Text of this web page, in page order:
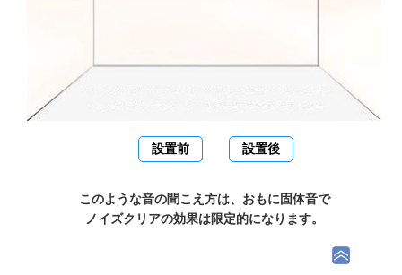
設置前 設置後
このような音の聞こえ方は、おもに固体音で
ノイズクリアの効果は限定的になります。